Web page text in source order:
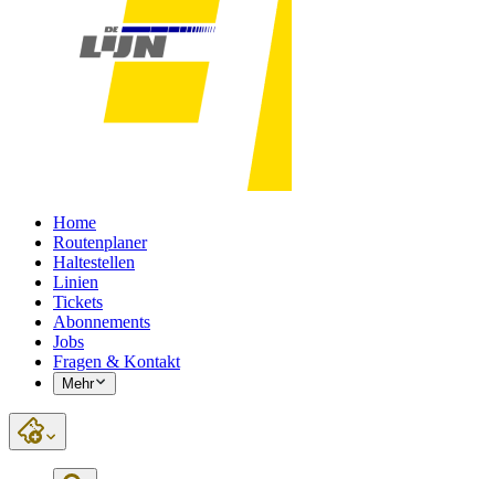
Home
Routenplaner
Haltestellen
Linien
Tickets
Abonnements
Jobs
Fragen & Kontakt
Mehr